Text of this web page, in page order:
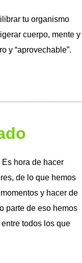
tu organismo
cuerpo, mente y
y “aprovechable”.
hora de hacer
de lo que hemos
y hacer de
parte de eso hemos
todos los que